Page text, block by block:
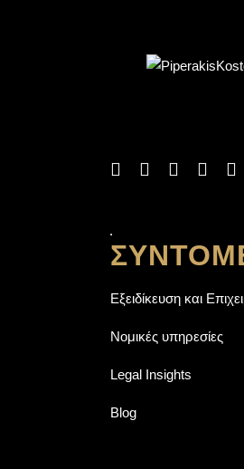
Εξειδίκευση και
Νομικές υπηρεσίες
Legal Insights
Blog